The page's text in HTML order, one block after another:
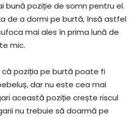
bună poziție de somn pentru el.
de a dormi pe burtă, însă astfel
mai ales în prima lună de
mic.
că poziția pe burtă poate fi
dar nu este cea mai
această poziție crește riscul
nu trebuie să doarmă pe